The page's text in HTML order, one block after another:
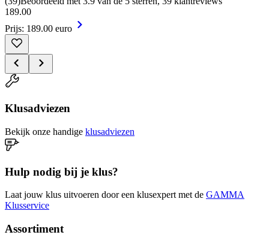
189.00
Prijs: 189.00 euro
Klusadviezen
Bekijk onze handige klusadviezen
Hulp nodig bij je klus?
Laat jouw klus uitvoeren door een klusexpert met de GAMMA
Klusservice
Assortiment